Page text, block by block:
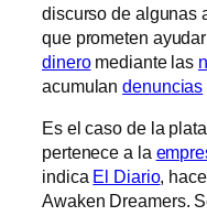
discurso de algunas
que prometen
dineromediante las
acumulandenuncias
Es el caso de la
pertenece a la
indica El Diario,
Awaken Dreamers.